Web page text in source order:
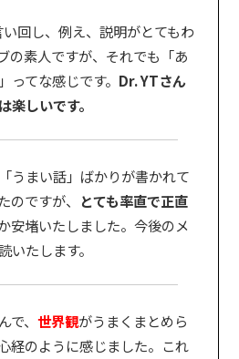
回し、例え、説明がとてもわ
の素人ですが、それでも「あ
ってな感じです。 Dr. YTさん
楽しいです。
うまい話」ばかりが書かれて
のですが、
とても率直で正直
安堵いたしました。今後のメ
いたします。
、 世界観がうまくまとめら
経のように感じました。これ